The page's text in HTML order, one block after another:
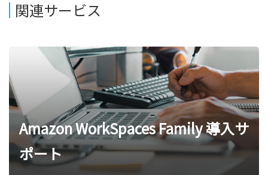
関連サービス
Amazon WorkSpaces Family 導入サ
ポート